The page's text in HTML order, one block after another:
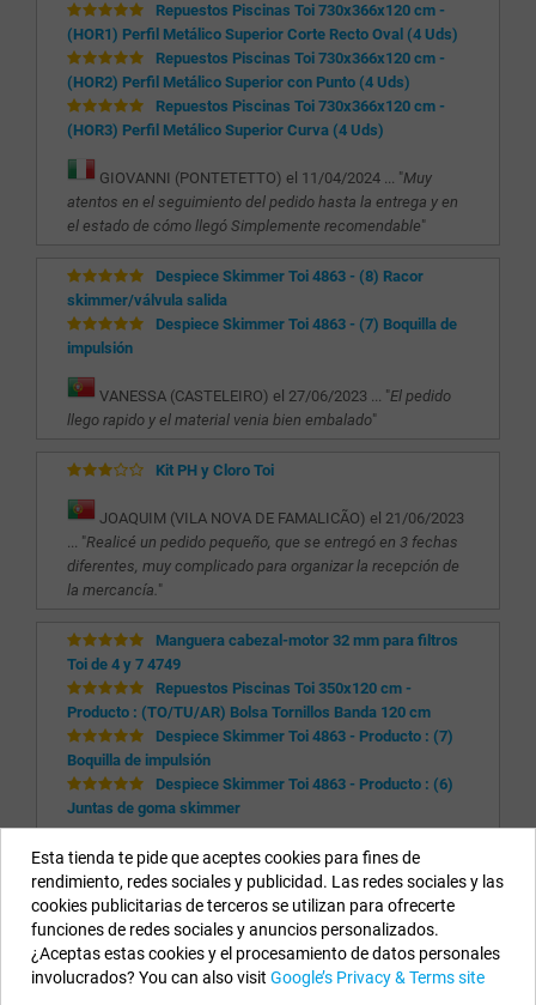
Repuestos Piscinas Toi 730x366x120 cm -
(HOR1) Perfil Metálico Superior Corte Recto Oval (4 Uds)
Repuestos Piscinas Toi 730x366x120 cm -
(HOR2) Perfil Metálico Superior con Punto (4 Uds)
Repuestos Piscinas Toi 730x366x120 cm -
(HOR3) Perfil Metálico Superior Curva (4 Uds)
GIOVANNI (PONTETETTO) el 11/04/2024 ... "Muy
atentos en el seguimiento del pedido hasta la entrega y en
el estado de cómo llegó Simplemente recomendable"
Despiece Skimmer Toi 4863 - (8) Racor
skimmer/válvula salida
Despiece Skimmer Toi 4863 - (7) Boquilla de
impulsión
VANESSA (CASTELEIRO) el 27/06/2023 ... "El pedido
llego rapido y el material venia bien embalado"
Kit PH y Cloro Toi
JOAQUIM (VILA NOVA DE FAMALICÃO) el 21/06/2023
... "Realicé un pedido pequeño, que se entregó en 3 fechas
diferentes, muy complicado para organizar la recepción de
la mercancía."
Manguera cabezal-motor 32 mm para filtros
Toi de 4 y 7 4749
Repuestos Piscinas Toi 350x120 cm -
Producto : (TO/TU/AR) Bolsa Tornillos Banda 120 cm
Despiece Skimmer Toi 4863 - Producto : (7)
Boquilla de impulsión
Despiece Skimmer Toi 4863 - Producto : (6)
Juntas de goma skimmer
PAU (SANTA EUGÈNIA DE BERGA) el 22/05/2023 ... "
Nuestros Datos
EYAROC COMPANY SL (ESB06590913)
Esta tienda te pide que aceptes cookies para fines de
rendimiento, redes sociales y publicidad. Las redes sociales y las
cookies publicitarias de terceros se utilizan para ofrecerte
funciones de redes sociales y anuncios personalizados.
¿Aceptas estas cookies y el procesamiento de datos personales
involucrados? You can also visit Google’s Privacy & Terms site